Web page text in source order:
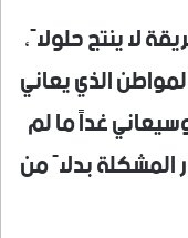
لا ينتج حلولاً،
الذي يعاني
غداً ما لم
المشكلة بدلاً من